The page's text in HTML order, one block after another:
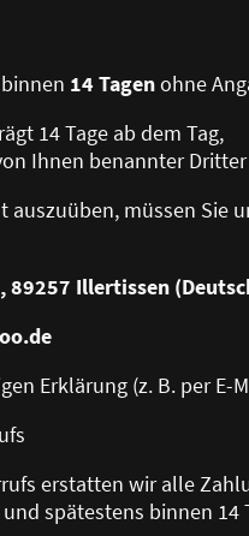
14 Tagenohne
14 Tage ab dem Tag,
Ihnen benannter
auszuüben, müssen Sie
89257 Illertissen
Erklärung (z. B. per
erstatten wir alle
spätestens binnen 14